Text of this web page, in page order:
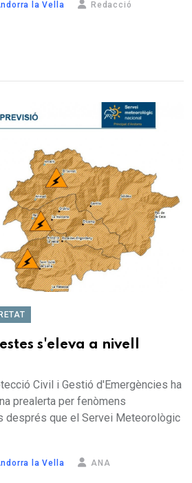
la Vella Redacció
s'eleva a nivell
Civil i Gestió d'Emergències ha
prealerta per fenòmens
després que el Servei Meteorològic
la Vella ANA